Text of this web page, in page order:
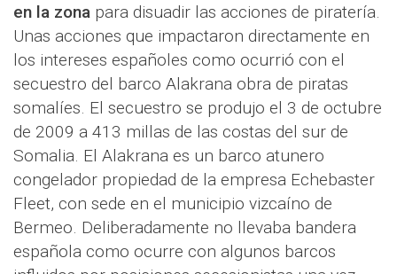
en la zona para disuadir las acciones de piratería.
Unas acciones que impactaron directamente en
los intereses españoles como ocurrió con el
secuestro del barco Alakrana obra de piratas
somalíes. El secuestro se produjo el 3 de octubre
de 2009 a 413 millas de las costas del sur de
Somalia. El Alakrana es un barco atunero
congelador propiedad de la empresa Echebaster
Fleet, con sede en el municipio vizcaíno de
Bermeo. Deliberadamente no llevaba bandera
española como ocurre con algunos barcos